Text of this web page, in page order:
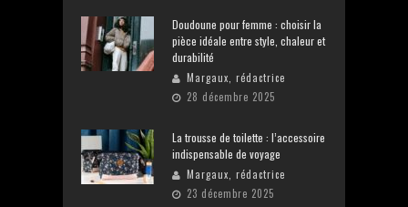
Doudoune pour femme : choisir la
pièce idéale entre style, chaleur et
durabilité
Margaux, rédactrice
28 décembre 2025
La trousse de toilette : l’accessoire
indispensable de voyage
Margaux, rédactrice
23 décembre 2025